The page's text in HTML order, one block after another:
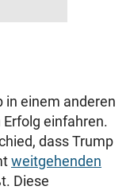
in einem anderen
einfahren.
dass Trump
weitgehenden
Diese